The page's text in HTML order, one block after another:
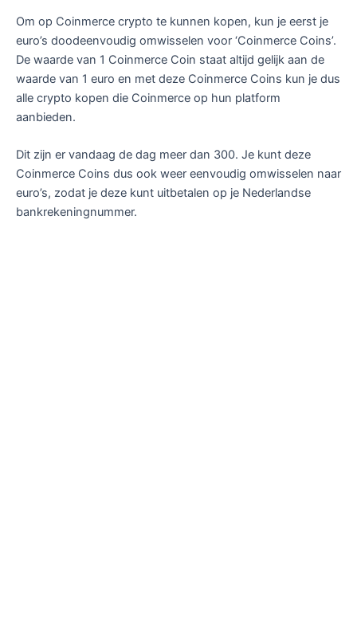
Om op Coinmerce crypto te kunnen kopen, kun je eerst je
euro’s doodeenvoudig omwisselen voor ‘Coinmerce Coins’.
De waarde van 1 Coinmerce Coin staat altijd gelijk aan de
waarde van 1 euro en met deze Coinmerce Coins kun je dus
alle crypto kopen die Coinmerce op hun platform
aanbieden.
Dit zijn er vandaag de dag meer dan 300. Je kunt deze
Coinmerce Coins dus ook weer eenvoudig omwisselen naar
euro’s, zodat je deze kunt uitbetalen op je Nederlandse
bankrekeningnummer.